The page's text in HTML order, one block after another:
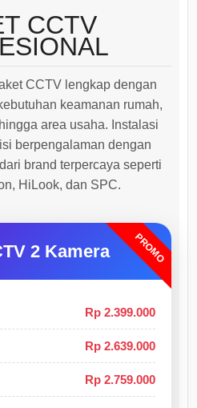
CCTV
CCTV lengkap dengan
keamanan rumah,
area usaha. Instalasi
berpengalaman dengan
brand terpercaya seperti
HiLook, dan SPC.
PROMO
2 Kamera
Rp 2.399.000
Rp 2.639.000
Rp 2.759.000